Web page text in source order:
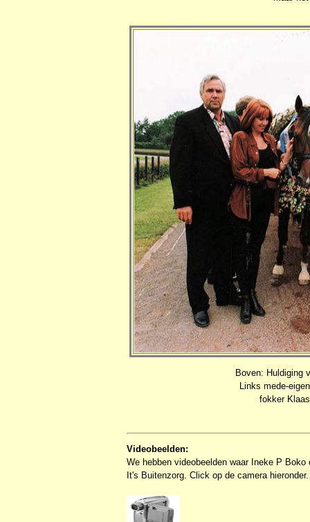
Boven: Huldiging
Links mede-
fokker
Videobeelden:
We hebben videobeelden waar Ineke P
It's Buitenzorg. Click op de camera hieronder.